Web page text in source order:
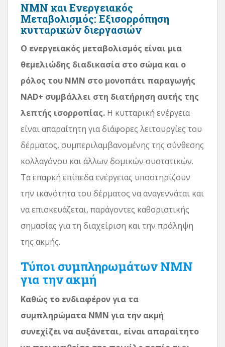
NMN και Ενεργειακός
Μεταβολισμός: Εξισορρόπηση
κυτταρικών διεργασιών
Ο ενεργειακός μεταβολισμός είναι μια
θεμελιώδης διαδικασία στο σώμα και ο
ρόλος του NMN στο μονοπάτι παραγωγής
NAD+ συμβάλλει στη διατήρηση αυτής της
λεπτής ισορροπίας. Η κυτταρική ενέργεια
είναι απαραίτητη για διάφορες λειτουργίες του
δέρματος, συμπεριλαμβανομένης της σύνθεσης
κολλαγόνου και άλλων δομικών συστατικών.
Τα επαρκή επίπεδα ενέργειας υποστηρίζουν
την ικανότητα του δέρματος να αναγεννάται και
να επισκευάζεται, παράγοντες καθοριστικής
σημασίας για τη διαχείριση και την πρόληψη
της ακμής.
Τύποι συμπληρωμάτων NMN
για την ακμή
Καθώς το ενδιαφέρον για τα
συμπληρώματα NMN για την ακμή
συνεχίζει να αυξάνεται, είναι απαραίτητο